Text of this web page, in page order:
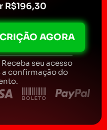
R$196,30
AGORA
seu acesso
confirmação do